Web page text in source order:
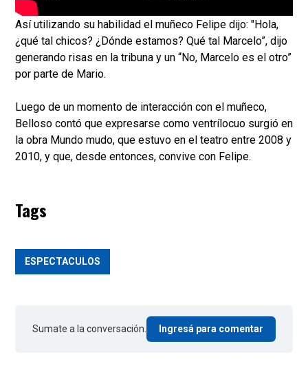
Así utilizando su habilidad el muñeco Felipe dijo: "Hola,
¿qué tal chicos? ¿Dónde estamos? Qué tal Marcelo”, dijo
generando risas en la tribuna y un “No, Marcelo es el otro”
por parte de Mario.
Luego de un momento de interacción con el muñeco,
Belloso contó que expresarse como ventrílocuo surgió en
la obra Mundo mudo, que estuvo en el teatro entre 2008 y
2010, y que, desde entonces, convive con Felipe.
Tags
ESPECTACULOS
Sumate a la conversación. Ingresá para comentar